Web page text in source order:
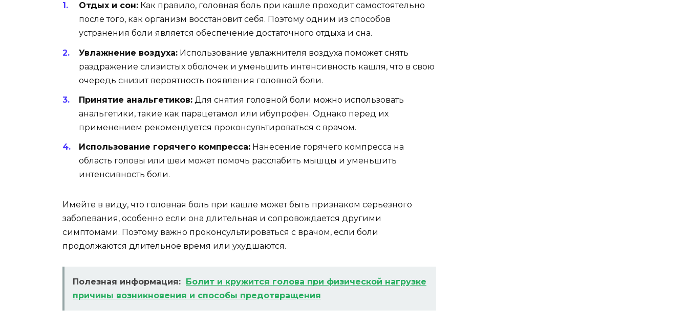
Отдых и сон: Как правило, головная боль при кашле проходит самостоятельно
после того, как организм восстановит себя. Поэтому одним из способов
устранения боли является обеспечение достаточного отдыха и сна.
Увлажнение воздуха: Использование увлажнителя воздуха поможет снять
раздражение слизистых оболочек и уменьшить интенсивность кашля, что в свою
очередь снизит вероятность появления головной боли.
Принятие анальгетиков: Для снятия головной боли можно использовать
анальгетики, такие как парацетамол или ибупрофен. Однако перед их
применением рекомендуется проконсультироваться с врачом.
Использование горячего компресса: Нанесение горячего компресса на
область головы или шеи может помочь расслабить мышцы и уменьшить
интенсивность боли.
Имейте в виду, что головная боль при кашле может быть признаком серьезного
заболевания, особенно если она длительная и сопровождается другими
симптомами. Поэтому важно проконсультироваться с врачом, если боли
продолжаются длительное время или ухудшаются.
Полезная информация: Болит и кружится голова при физической нагрузке
причины возникновения и способы предотвращения